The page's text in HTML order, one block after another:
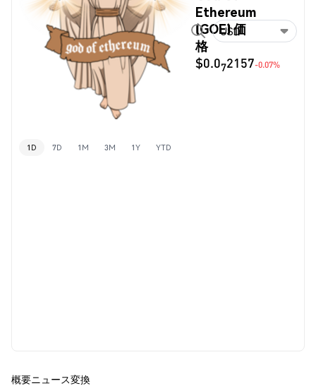
Ethereum
(GOE) 価
格
$0.072157-0.07%
USD
1D 7D 1M 3M 1Y YTD
概要ニュース変換